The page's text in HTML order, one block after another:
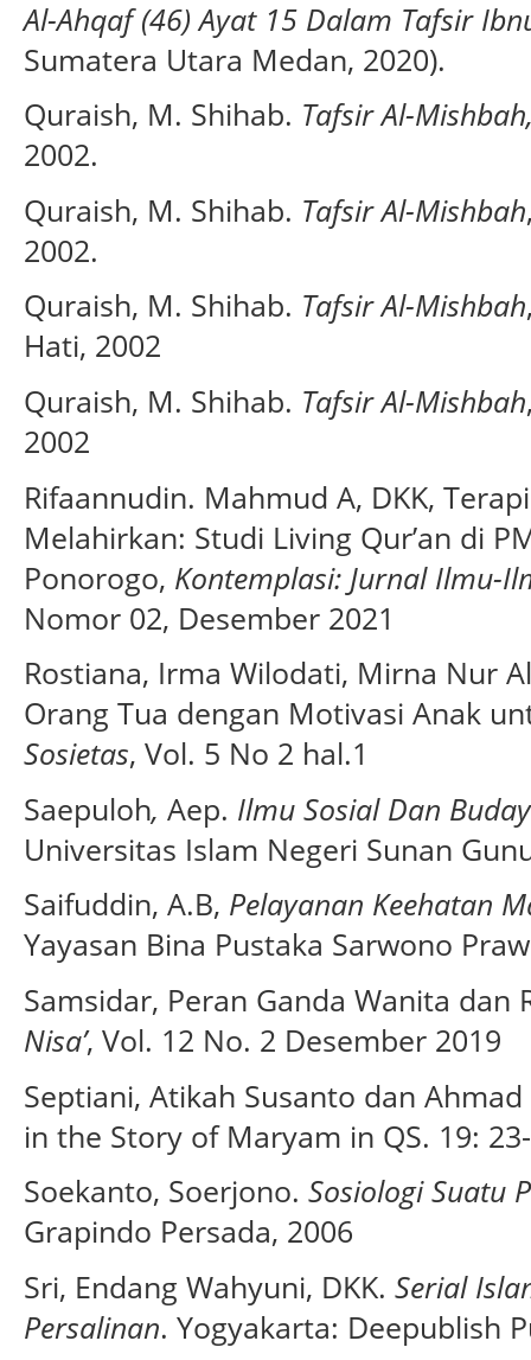
Al-Ahqaf (46) Ayat 15 Dalam Tafsir
Sumatera Utara Medan, 2020).
Quraish, M. Shihab. Tafsir Al-
2002.
Quraish, M. Shihab. Tafsir Al-Mishbah
2002.
Quraish, M. Shihab. Tafsir Al-Mishbah
Hati, 2002
Quraish, M. Shihab. Tafsir Al-Mishbah
2002
Rifaannudin. Mahmud A, DKK,
Melahirkan: Studi Living Qur’an di
Ponorogo, Kontemplasi: Jurnal Ilmu-
Nomor 02, Desember 2021
Rostiana, Irma Wilodati, Mirna Nur
Orang Tua dengan Motivasi Anak
Sosietas, Vol. 5 No 2 hal.1
Saepuloh, Aep. Ilmu Sosial Dan
Universitas Islam Negeri Sunan
Saifuddin, A.B, Pelayanan Keehatan
Yayasan Bina Pustaka Sarwono
Samsidar, Peran Ganda Wanita dan
Nisa’, Vol. 12 No. 2 Desember 2019
Septiani, Atikah Susanto dan
in the Story of Maryam in QS. 19:
Soekanto, Soerjono. Sosiologi Suatu
Grapindo Persada, 2006
Sri, Endang Wahyuni, DKK. Serial
Persalinan. Yogyakarta: Deepublish